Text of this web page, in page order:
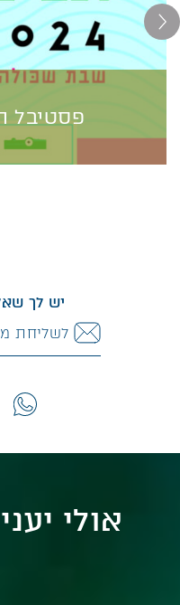
פסטיבל
המיוחד בו – שהוא אירו...
למידע נוסף>>
יש לך
לשליחת
אולי